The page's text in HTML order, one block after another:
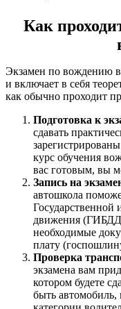
Как
Экзамен по вождению в
и включает в себя
как обычно проходит
Подготовка к
сдавать
курс обучения
вас готовым, вы
Запись на
автошкола
Государственной
движения
необходимые
плату
Проверка
экзамена вам
котором будете
быть автомобиль,